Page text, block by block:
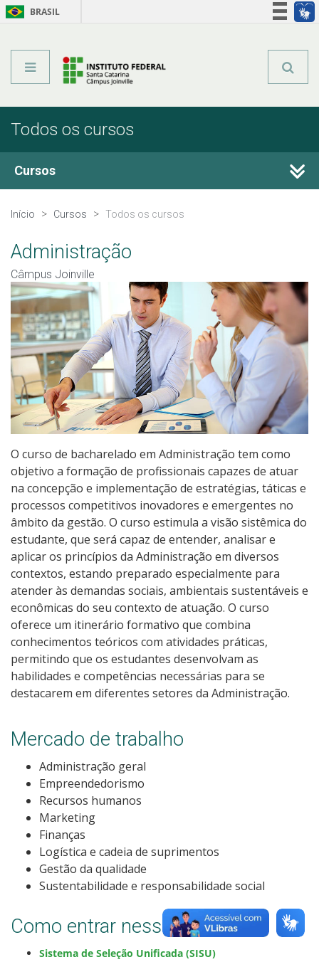
BRASIL
Todos os cursos
Cursos
Técnicos Integrados
Técnicos Concomitantes
Técnicos Subsequentes
Qualificação Profissional e Idiomas
Graduação
Especialização
Educação a Distância
Todos os cursos
Processo de Inscrição
Resultados
Resultados Vagas Remanescentes
Como posso estudar no IFSC?
Calendário de inscrições
Processos Seletivos
Cotas
Inscrições e acompanhamento
Orientações para Matrícula
Transferências e Retornos
Vagas em Regime Especial
Provas e Gabaritos
Início Cursos Todos os cursos
Administração
Câmpus Joinville
O curso de bacharelado em Administração tem como
objetivo a formação de profissionais capazes de atuar
na concepção e implementação de estratégias, táticas e
processos competitivos inovadores e emergentes no
âmbito da gestão. O curso estimula a visão sistêmica do
estudante, que será capaz de entender, analisar e
aplicar os princípios da Administração em diversos
contextos, estando preparado especialmente para
atender às demandas sociais, ambientais sustentáveis e
econômicas do seu contexto de atuação. O curso
oferece um itinerário formativo que combina
conhecimentos teóricos com atividades práticas,
permitindo que os estudantes desenvolvam as
habilidades e competências necessárias para se
destacarem em diferentes setores da Administração.
Mercado de trabalho
Administração geral
Empreendedorismo
Recursos humanos
Marketing
Finanças
Logística e cadeia de suprimentos
Gestão da qualidade
Sustentabilidade e responsabilidade social
Como entrar nesse curso?
Sistema de Seleção Unificada (SISU)